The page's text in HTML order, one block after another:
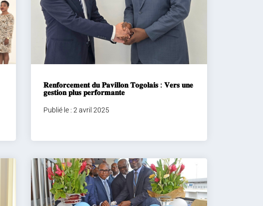
𝐑𝐞𝐧𝐟𝐨𝐫𝐜𝐞𝐦𝐞𝐧𝐭 𝐝𝐮 𝐏𝐚𝐯𝐢𝐥𝐥𝐨𝐧 𝐓𝐨𝐠𝐨𝐥𝐚𝐢𝐬 : 𝐕𝐞𝐫𝐬 𝐮𝐧𝐞
𝐠𝐞𝐬𝐭𝐢𝐨𝐧 𝐩𝐥𝐮𝐬 𝐩𝐞𝐫𝐟𝐨𝐫𝐦𝐚𝐧𝐭𝐞
Publié le : 2 avril 2025